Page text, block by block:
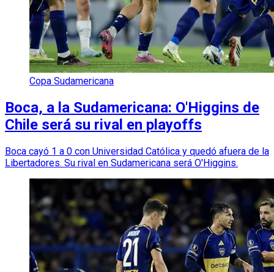
Copa Sudamericana
Boca, a la Sudamericana: O'Higgins de
Chile será su rival en playoffs
Boca cayó 1 a 0 con Universidad Católica y quedó afuera de la
Libertadores. Su rival en Sudamericana será O'Higgins.